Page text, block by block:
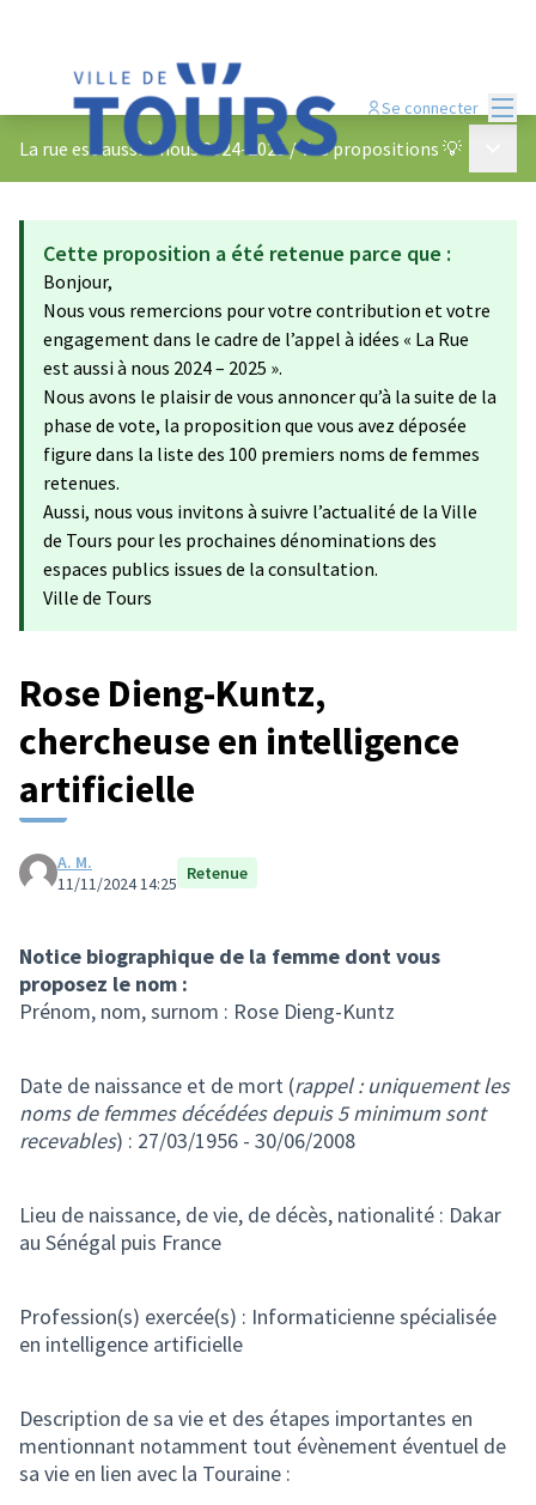
Se connecter
La rue est aussi à nous 2024-2025 /Vos propositions 💡
Cette proposition a été retenue parce que :
Bonjour,
Nous vous remercions pour votre contribution et votre
engagement dans le cadre de l’appel à idées « La Rue
est aussi à nous 2024 – 2025 ».
Nous avons le plaisir de vous annoncer qu’à la suite de la
phase de vote, la proposition que vous avez déposée
figure dans la liste des 100 premiers noms de femmes
retenues.
Aussi, nous vous invitons à suivre l’actualité de la Ville
de Tours pour les prochaines dénominations des
espaces publics issues de la consultation.
Ville de Tours
Rose Dieng-Kuntz,
chercheuse en intelligence
artificielle
A. M.
11/11/2024 14:25 Retenue
Notice biographique de la femme dont vous
proposez le nom :
Prénom, nom, surnom : Rose Dieng-Kuntz
Date de naissance et de mort (rappel : uniquement les
noms de femmes décédées depuis 5 minimum sont
recevables) : 27/03/1956 - 30/06/2008
Lieu de naissance, de vie, de décès, nationalité : Dakar
au Sénégal puis France
Profession(s) exercée(s) : Informaticienne spécialisée
en intelligence artificielle
Description de sa vie et des étapes importantes en
mentionnant notamment tout évènement éventuel de
sa vie en lien avec la Touraine :